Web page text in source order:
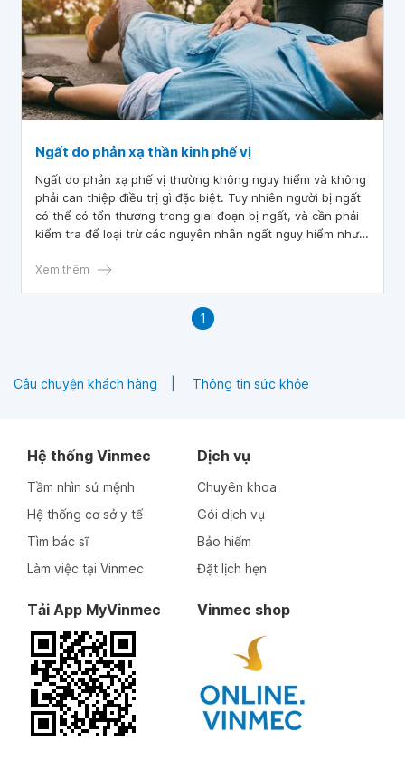
Ngất do phản xạ thần kinh phế vị
Ngất do phản xạ phế vị thường không nguy hiểm và không
phải can thiệp điều trị gì đặc biệt. Tuy nhiên người bị ngất
có thể có tổn thương trong giai đoạn bị ngất, và cần phải
kiểm tra để loại trừ các nguyên nhân ngất nguy hiểm như
trung ương.
Xem thêm
1
Câu chuyện khách hàng Thông tin sức khỏe
Hệ thống Vinmec
Tầm nhìn sứ mệnh
Hệ thống cơ sở y tế
Tìm bác sĩ
Làm việc tại Vinmec
Dịch vụ
Chuyên khoa
Gói dịch vụ
Bảo hiểm
Đặt lịch hẹn
Tải App MyVinmec Vinmec shop